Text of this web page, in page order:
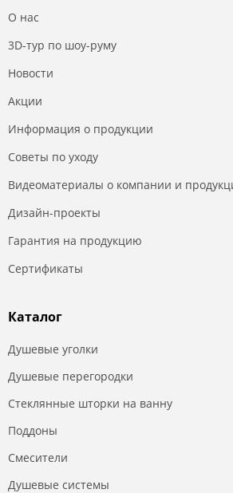
О нас
3D-тур по шоу-руму
Новости
Акции
Информация о продукции
Советы по уходу
Видеоматериалы о компании и
Дизайн-проекты
Гарантия на продукцию
Сертификаты
Каталог
Душевые уголки
Душевые перегородки
Стеклянные шторки на ванну
Поддоны
Смесители
Душевые системы